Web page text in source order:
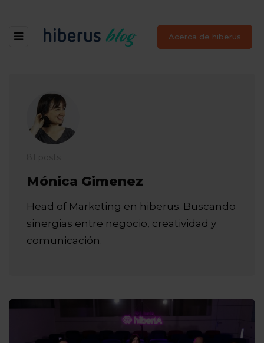
Acerca de hiberus
Mónica Gimenez
Head of Marketing en hiberus. Buscando
sinergias entre negocio, creatividad y
comunicación.